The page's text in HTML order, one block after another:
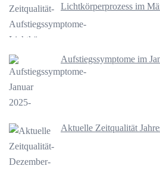
Lichtkörperprozess im
Aufstiegssymptome im
Aktuelle Zeitqualität